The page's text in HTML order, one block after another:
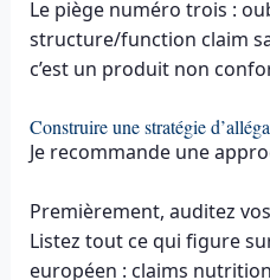
Le piège numéro trois :
structure/function claim
c’est un produit non
Construire une stratégie
Je recommande une
Premièrement, auditez
Listez tout ce qui figure
européen : claims